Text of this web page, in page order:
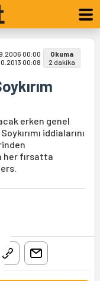
00:00
00:08
Okuma
2 dakika
erken genel
iddialarını
her fırsatta